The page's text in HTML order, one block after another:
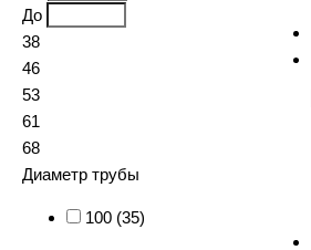
До
38
46
53
61
68
Диаметр трубы
100 (35)